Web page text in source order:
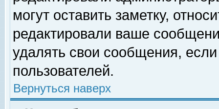
могут оставить заметку,
редактировали ваше
удалять свои сообщения,
пользователей.
Вернуться наверх